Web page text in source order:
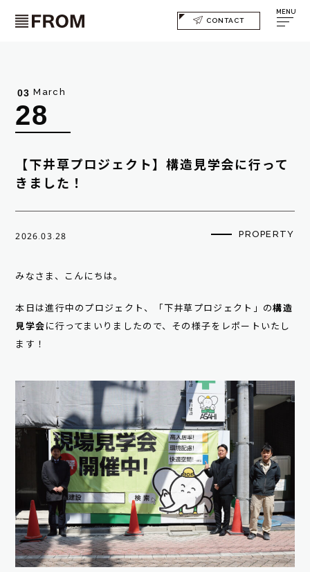
CONTACT
MENU
03 March
28
【下井草プロジェクト】構造見学会に行って
きました！
2026.03.28 PROPERTY
みなさま、こんにちは。
本日は進行中のプロジェクト、「下井草プロジェクト」の構造
見学会 に行ってまいりましたので、その様子をレポートいたし
ます！